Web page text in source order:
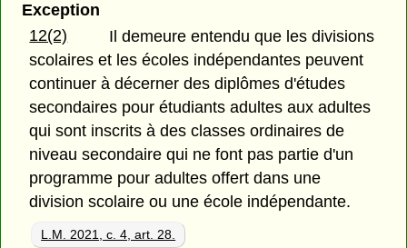
Exception
12(2)
Il demeure entendu que les divisions
scolaires et les écoles indépendantes peuvent
continuer à décerner des diplômes d'études
secondaires pour étudiants adultes aux adultes
qui sont inscrits à des classes ordinaires de
niveau secondaire qui ne font pas partie d'un
programme pour adultes offert dans une
division scolaire ou une école indépendante.
L.M. 2021, c. 4, art. 28.